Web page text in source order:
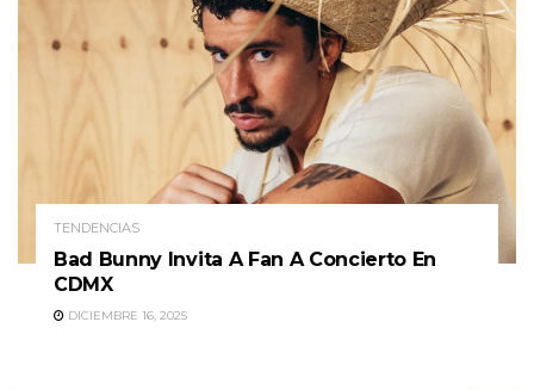
TENDENCIAS
Bad Bunny Invita A Fan A Concierto En
CDMX
DICIEMBRE 16, 2025